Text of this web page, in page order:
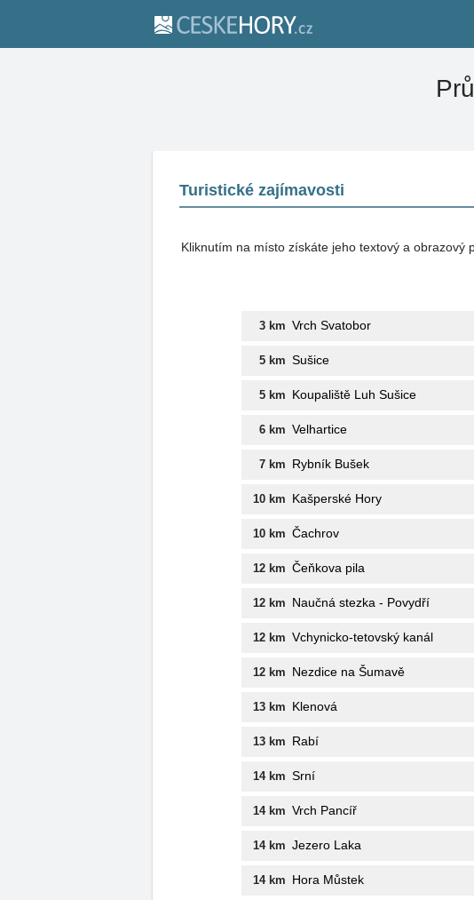
Turistické zajímavosti
Kliknutím na místo získáte jeho textový a obrazový
3 km Vrch Svatobor
5 km Sušice
5 km Koupaliště Luh Sušice
6 km Velhartice
7 km Rybník Bušek
10 km Kašperské Hory
10 km Čachrov
12 km Čeňkova pila
12 km Naučná stezka - Povydří
12 km Vchynicko-tetovský kanál
12 km Nezdice na Šumavě
13 km Klenová
13 km Rabí
14 km Srní
14 km Vrch Pancíř
14 km Jezero Laka
14 km Hora Můstek